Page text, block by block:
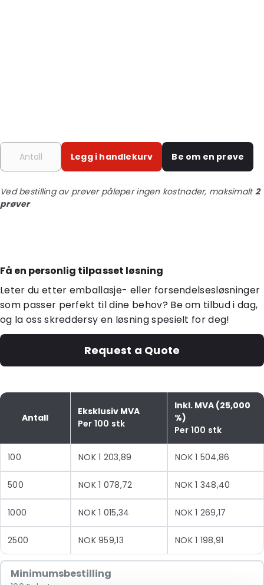
Legg i handlekurv Be om en prøve
Ved bestilling av prøver påløper ingen kostnader, maksimalt2
prøver
Få en personlig tilpasset løsning
Leter du etter emballasje- eller forsendelsesløsninger
som passer perfekt til dine behov? Be om tilbud i dag,
og la oss skreddersy en løsning spesielt for deg!
Request a Quote
Antall
Eksklusiv MVA
Per 100 stk
Inkl. MVA (25,000
%)
Per 100 stk
100 NOK 1 203,89 NOK 1 504,86
500 NOK 1 078,72 NOK 1 348,40
1000 NOK 1 015,34 NOK 1 269,17
2500 NOK 959,13 NOK 1 198,91
Minimumsbestilling